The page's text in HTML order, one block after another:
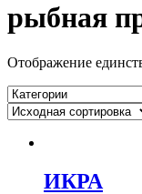
рыбная
Отображение
ИКРА